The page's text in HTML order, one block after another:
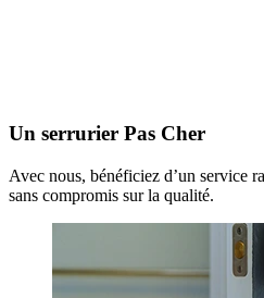
Un serrurier Pas Cher
Avec nous, bénéficiez d’un service
sans compromis sur la qualité.